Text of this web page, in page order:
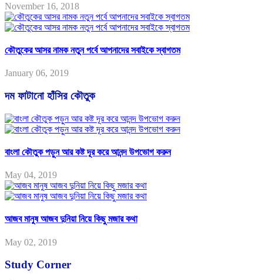
November 16, 2018
কৌতুকের আসর নামক নতুন পর্বে আপনাদের সবাইকে স্বাগতম
January 06, 2019
দম ফাটানো হাঁসির কৌতুক
বাংলা কৌতুক পড়ুন আর কষ্ট দূর করে আনন্দ উপভোগ করুন
May 04, 2019
আজব মানুষ আজব দুনিয়া নিয়ে কিছু মজার কথা
May 02, 2019
Study Corner